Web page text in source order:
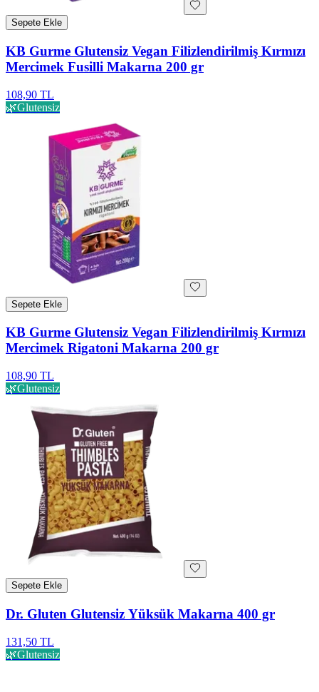
Sepete Ekle
KB Gurme Glutensiz Vegan Filizlendirilmiş Kırmızı
Mercimek Fusilli Makarna 200 gr
108,90 TL
🌿Glutensiz
Sepete Ekle
KB Gurme Glutensiz Vegan Filizlendirilmiş Kırmızı
Mercimek Rigatoni Makarna 200 gr
108,90 TL
🌿Glutensiz
Sepete Ekle
Dr. Gluten Glutensiz Yüksük Makarna 400 gr
131,50 TL
🌿Glutensiz